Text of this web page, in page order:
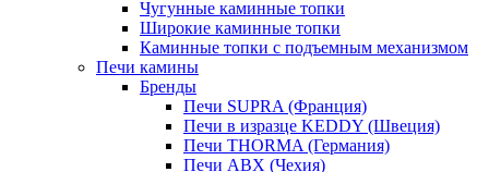
Чугунные каминные топки
Широкие каминные топки
Каминные топки с подъемным механизмом
Печи камины
Бренды
Печи SUPRA (Франция)
Печи в изразце KEDDY (Швеция)
Печи THORMA (Германия)
Печи ABX (Чехия)